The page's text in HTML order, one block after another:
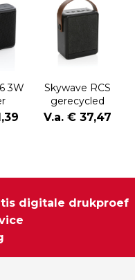
3W
Skywave RCS
gerecycled
plastic solar
speaker 12W
V.a. € 37,47
digitale drukproef